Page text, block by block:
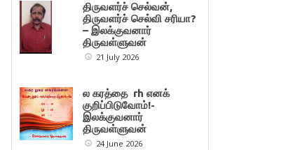
திருவளர்ச் செல்வன்,
திருவளர்ச் செல்வி சரியா?
– இலக்குவனார்
திருவள்ளுவன்
21 July 2026
ல கரத்தை rh எனக்
குறிப்பிடுவோம்!-
இலக்குவனார்
திருவள்ளுவன்
24 June 2026